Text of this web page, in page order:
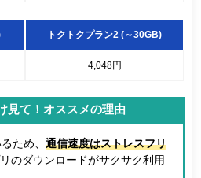
トクトクプラン2 (～30GB)
4,048円
見て！オススメの理由
ため、通信速度はストレスフリ
のダウンロードがサクサク利用